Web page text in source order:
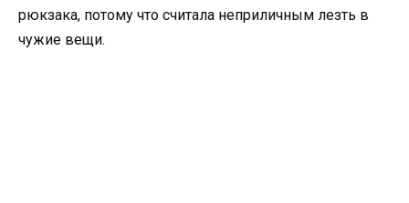
рюкзака, потому что считала неприличным лезть в
чужие вещи.